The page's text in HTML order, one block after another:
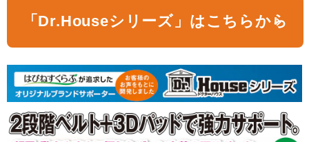
「Dr.Houseシリーズ」はこちらから